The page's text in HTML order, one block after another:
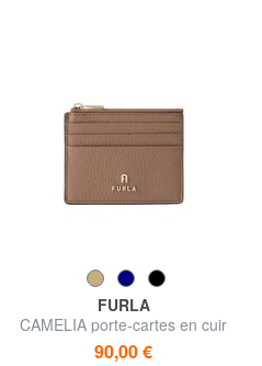
FURLA
CAMELIA porte-cartes en cuir
plat
90,00 €